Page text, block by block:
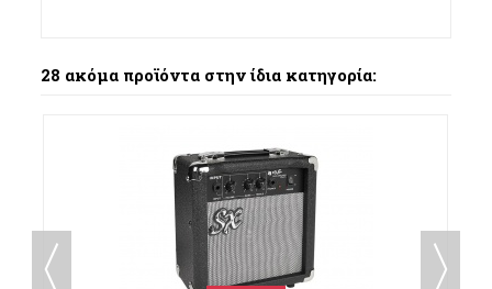
28 ακόμα προϊόντα στην ίδια κατηγορία: